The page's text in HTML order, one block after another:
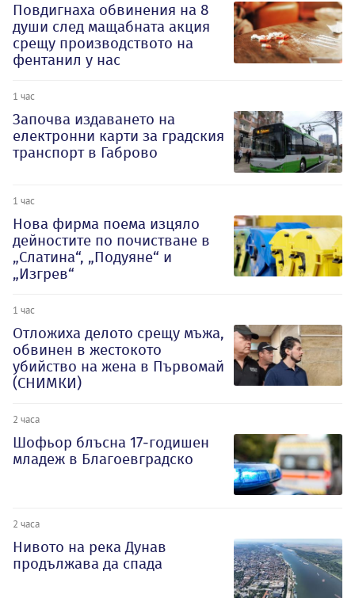
Повдигнаха обвинения на 8
души след мащабната акция
срещу производството на
фентанил у нас
1 час
Започва издаването на
електронни карти за градския
транспорт в Габрово
1 час
Нова фирма поема изцяло
дейностите по почистване в
„Слатина“, „Подуяне“ и
„Изгрев“
1 час
Отложиха делото срещу мъжа,
обвинен в жестокото
убийство на жена в Първомай
(СНИМКИ)
2 часа
Шофьор блъсна 17-годишен
младеж в Благоевградско
2 часа
Нивото на река Дунав
продължава да спада